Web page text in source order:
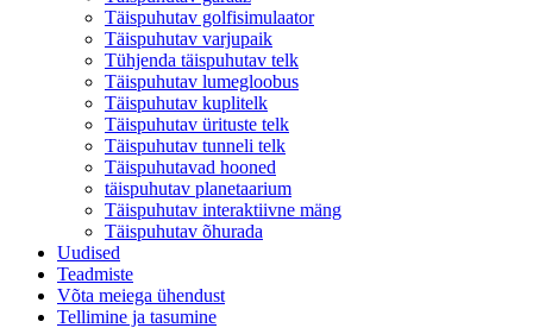
Täispuhutav golfisimulaator
Täispuhutav varjupaik
Tühjenda täispuhutav telk
Täispuhutav lumegloobus
Täispuhutav kuplitelk
Täispuhutav ürituste telk
Täispuhutav tunneli telk
Täispuhutavad hooned
täispuhutav planetaarium
Täispuhutav interaktiivne mäng
Täispuhutav õhurada
Uudised
Teadmiste
Võta meiega ühendust
Tellimine ja tasumine